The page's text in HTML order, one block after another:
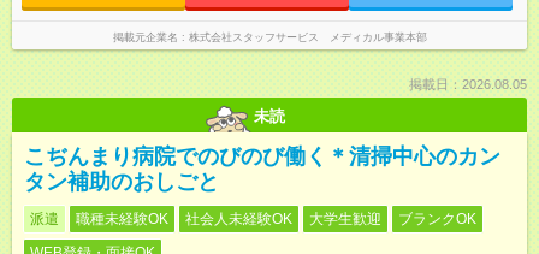
掲載元企業名 株式会社スタッフサービス メディカル事業本部
掲載日：2026.08.05
未読
こぢんまり病院でのびのび働く＊清掃中心のカン
タン補助のおしごと
派遣 職種未経験OK 社会人未経験OK 大学生歓迎
ブランクOK